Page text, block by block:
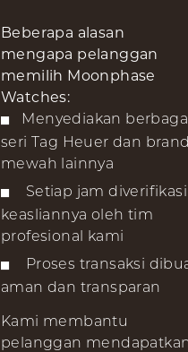
Beberapa alasan
mengapa pelanggan
memilih Moonphase
Watches:
Menyediakan
seri Tag Heuer dan brand
mewah lainnya
Setiap jam diverifikasi
keasliannya oleh tim
profesional kami
Proses transaksi
aman dan transparan
Kami membantu
pelanggan